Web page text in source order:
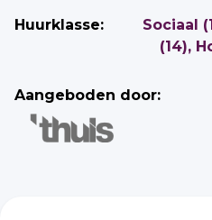
Huurklasse:
Sociaal (11), Midden
Aangeboden door: